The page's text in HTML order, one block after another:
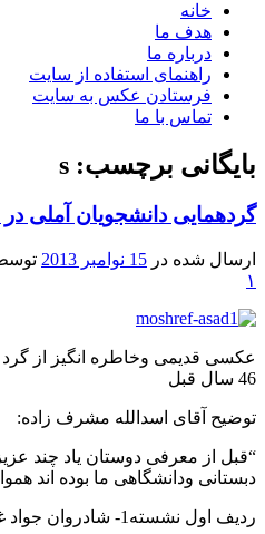
خانه
هدف ما
درباره ما
راهنمای استفاده از سایت
فرستادن عکس به سایت
تماس با ما
بایگانی برچسب: s
گردهمایی دانشجویان آملی در
ارسال شده در 15 نوامبر 2013
۱
عکسی قدیمی وخاطره انگیز از گرد
46 سال قبل
توضیح آقای اسدالله مشرف زاده:
“قبل از معرفی دوستان یاد چند
دبستانی ودانشگاهی ما بوده اند
ردیف اول نشسته1- شادروان جواد غلامی اسک .2-شادروان امان اله اردشیر .3-اسداله مشرف زاده.4-دکترمهندس رضاارجمندی.5-دکترمهندس غلامعلی نجفی.6-حسین نجفی .7ناصرسالار آملی.